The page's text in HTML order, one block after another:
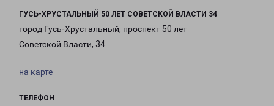
ГУСЬ-ХРУСТАЛЬНЫЙ 50 ЛЕТ СОВЕТСКОЙ ВЛАСТИ 34
город Гусь-Хрустальный, проспект 50 лет
Советской Власти, 34
на карте
ТЕЛЕФОН